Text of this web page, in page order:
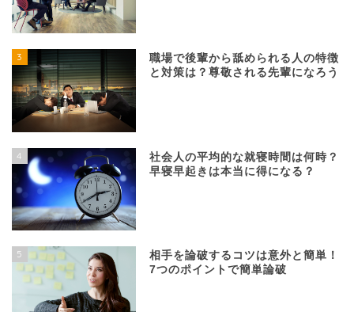
3
職場で後輩から舐められる人の特徴
と対策は？尊敬される先輩になろう
4
社会人の平均的な就寝時間は何時？
早寝早起きは本当に得になる？
5
相手を論破するコツは意外と簡単！
7つのポイントで簡単論破